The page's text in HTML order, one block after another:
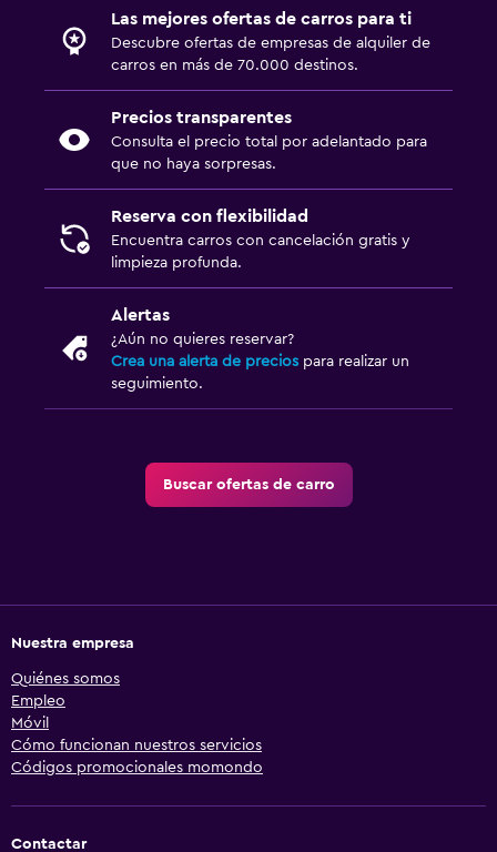
Las mejores ofertas de carros para ti
Descubre ofertas de empresas de alquiler de
carros en más de 70.000 destinos.
Precios transparentes
Consulta el precio total por adelantado para
que no haya sorpresas.
Reserva con flexibilidad
Encuentra carros con cancelación gratis y
limpieza profunda.
Alertas
¿Aún no quieres reservar?
Crea una alerta de precios para realizar un
seguimiento.
Buscar ofertas de carro
Nuestra empresa
Quiénes somos
Empleo
Móvil
Cómo funcionan nuestros servicios
Códigos promocionales momondo
Contactar